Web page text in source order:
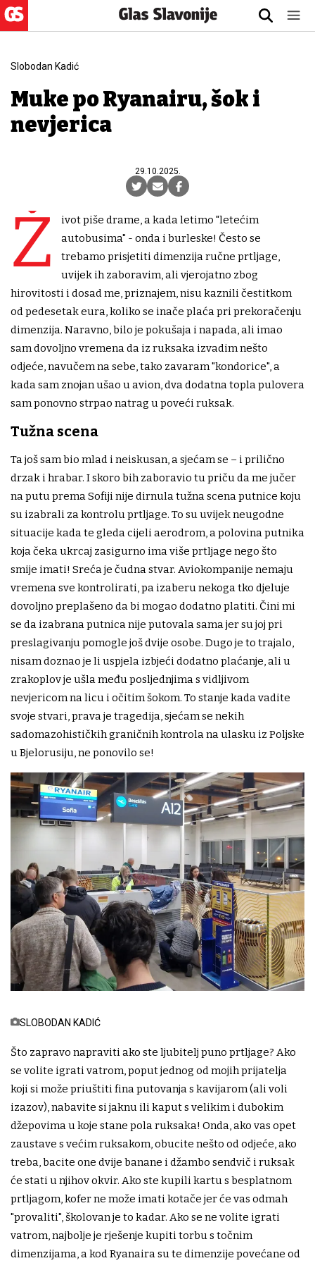
Slobodan Kadić
Muke po Ryanairu, šok i
nevjerica
29.10.2025.
Ž
ivot piše drame, a kada letimo "letećim
autobusima" - onda i burleske! Često se
trebamo prisjetiti dimenzija ručne prtljage,
uvijek ih zaboravim, ali vjerojatno zbog
hirovitosti i dosad me, priznajem, nisu kaznili čestitkom
od pedesetak eura, koliko se inače plaća pri prekoračenju
dimenzija. Naravno, bilo je pokušaja i napada, ali imao
sam dovoljno vremena da iz ruksaka izvadim nešto
odjeće, navučem na sebe, tako zavaram "kondorice", a
kada sam znojan ušao u avion, dva dodatna topla pulovera
sam ponovno strpao natrag u poveći ruksak.
Tužna scena
Ta još sam bio mlad i neiskusan, a sjećam se – i prilično
drzak i hrabar. I skoro bih zaboravio tu priču da me jučer
na putu prema Sofiji nije dirnula tužna scena putnice koju
su izabrali za kontrolu prtljage. To su uvijek neugodne
situacije kada te gleda cijeli aerodrom, a polovina putnika
koja čeka ukrcaj zasigurno ima više prtljage nego što
smije imati! Sreća je čudna stvar. Aviokompanije nemaju
vremena sve kontrolirati, pa izaberu nekoga tko djeluje
dovoljno preplašeno da bi mogao dodatno platiti. Čini mi
se da izabrana putnica nije putovala sama jer su joj pri
preslagivanju pomogle još dvije osobe. Dugo je to trajalo,
nisam doznao je li uspjela izbjeći dodatno plaćanje, ali u
zrakoplov je ušla među posljednjima s vidljivom
nevjericom na licu i očitim šokom. To stanje kada vadite
svoje stvari, prava je tragedija, sjećam se nekih
sadomazohističkih graničnih kontrola na ulasku iz Poljske
u Bjelorusiju, ne ponovilo se!
SLOBODAN KADIĆ
Što zapravo napraviti ako ste ljubitelj puno prtljage? Ako
se volite igrati vatrom, poput jednog od mojih prijatelja
koji si može priuštiti fina putovanja s kavijarom (ali voli
izazov), nabavite si jaknu ili kaput s velikim i dubokim
džepovima u koje stane pola ruksaka! Onda, ako vas opet
zaustave s većim ruksakom, obucite nešto od odjeće, ako
treba, bacite one dvije banane i džambo sendvič i ruksak
će stati u njihov okvir. Ako ste kupili kartu s besplatnom
prtljagom, kofer ne može imati kotače jer će vas odmah
"provaliti", školovan je to kadar. Ako se ne volite igrati
vatrom, najbolje je rješenje kupiti torbu s točnim
dimenzijama, a kod Ryanaira su te dimenzije povećane od